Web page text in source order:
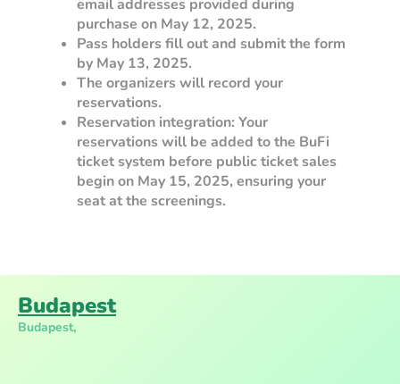
email addresses provided during
purchase on May 12, 2025.
Pass holders fill out and submit the form
by May 13, 2025.
The organizers will record your
reservations.
Reservation integration: Your
reservations will be added to the BuFi
ticket system before public ticket sales
begin on May 15, 2025, ensuring your
seat at the screenings.
Budapest
Budapest,